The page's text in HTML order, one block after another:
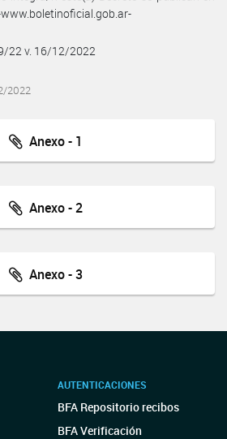
www.boletinoficial.gob.ar-
22 v. 16/12/2022
2022
Anexo - 1
Anexo - 2
Anexo - 3
AUTENTICACIONES
BFA Repositorio recibos
BFA Verificación